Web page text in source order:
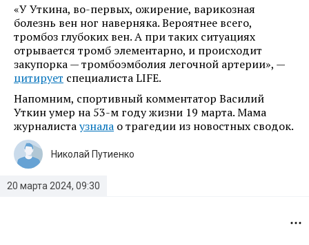
«У Уткина, во-первых, ожирение, варикозная
болезнь вен ног наверняка. Вероятнее всего,
тромбоз глубоких вен. А при таких ситуациях
отрывается тромб элементарно, и происходит
закупорка — тромбоэмболия легочной артерии», —
цитирует специалиста LIFE.
Напомним, спортивный комментатор Василий
Уткин умер на 53-м году жизни 19 марта. Мама
журналистаузнала о трагедии из новостных сводок.
20 марта 2024, 09:30
Николай Путиенко